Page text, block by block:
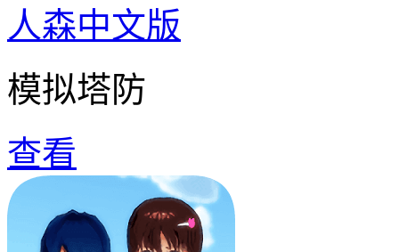
人森中文版
模拟塔防
查看